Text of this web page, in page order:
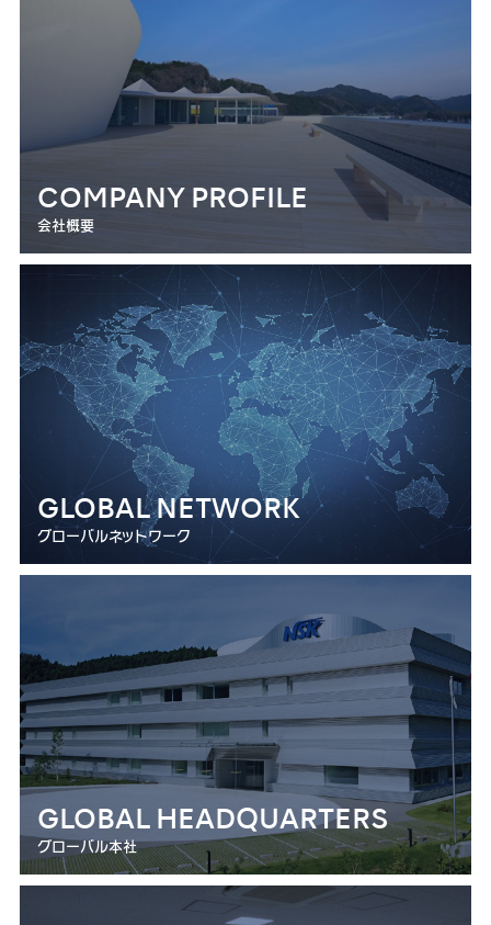
COMPANY PROFILE
会社概要
GLOBAL NETWORK
グローバルネットワーク
GLOBAL HEADQUARTERS
グローバル本社